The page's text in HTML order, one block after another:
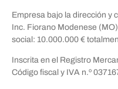
Empresa bajo la dirección y
Inc. Fiorano Modenese
social: 10.000.000 €
Inscrita en el Registro
Código fiscal y IVA n.º